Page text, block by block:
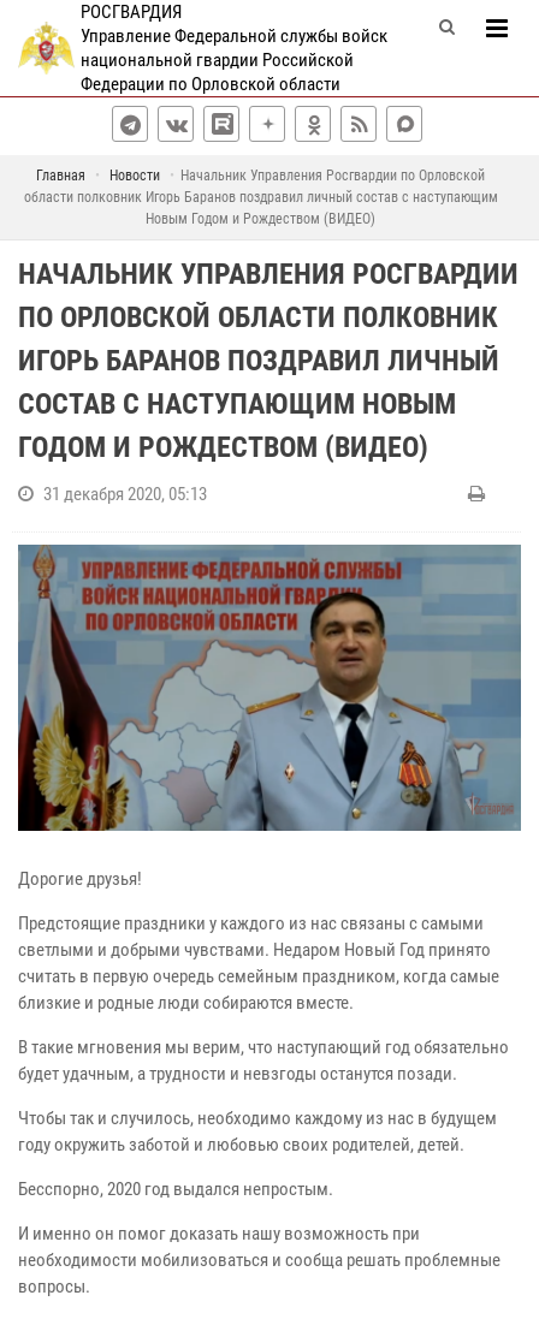
РОСГВАРДИЯ
Управление Федеральной службы войск
национальной гвардии Российской
Федерации по Орловской области
Главная Новости
Начальник Управления Росгвардии по Орловской
области полковник Игорь Баранов поздравил личный состав с наступающим
Новым Годом и Рождеством (ВИДЕО)
НАЧАЛЬНИК УПРАВЛЕНИЯ РОСГВАРДИИ
ПО ОРЛОВСКОЙ ОБЛАСТИ ПОЛКОВНИК
ИГОРЬ БАРАНОВ ПОЗДРАВИЛ ЛИЧНЫЙ
СОСТАВ С НАСТУПАЮЩИМ НОВЫМ
ГОДОМ И РОЖДЕСТВОМ (ВИДЕО)
31 декабря 2020, 05:13
Дорогие друзья!
Предстоящие праздники у каждого из нас связаны с самыми
светлыми и добрыми чувствами. Недаром Новый Год принято
считать в первую очередь семейным праздником, когда самые
близкие и родные люди собираются вместе.
В такие мгновения мы верим, что наступающий год обязательно
будет удачным, а трудности и невзгоды останутся позади.
Чтобы так и случилось, необходимо каждому из нас в будущем
году окружить заботой и любовью своих родителей, детей.
Бесспорно, 2020 год выдался непростым.
И именно он помог доказать нашу возможность при
необходимости мобилизоваться и сообща решать проблемные
вопросы.